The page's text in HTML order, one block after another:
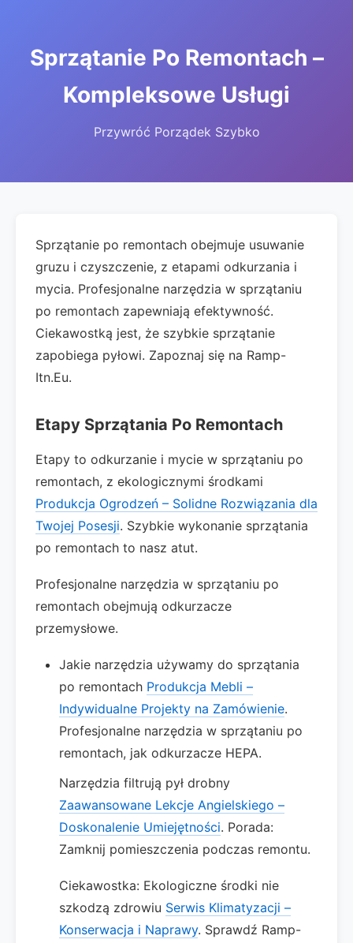
Sprzątanie Po Remontach –
Kompleksowe Usługi
Przywróć Porządek Szybko
Sprzątanie po remontach obejmuje usuwanie
gruzu i czyszczenie, z etapami odkurzania i
mycia. Profesjonalne narzędzia w sprzątaniu
po remontach zapewniają efektywność.
Ciekawostką jest, że szybkie sprzątanie
zapobiega pyłowi. Zapoznaj się na Ramp-
Itn.Eu.
Etapy Sprzątania Po Remontach
Etapy to odkurzanie i mycie w sprzątaniu po
remontach, z ekologicznymi środkami
Produkcja Ogrodzeń – Solidne Rozwiązania dla
Twojej Posesji. Szybkie wykonanie sprzątania
po remontach to nasz atut.
Profesjonalne narzędzia w sprzątaniu po
remontach obejmują odkurzacze
przemysłowe.
Jakie narzędzia używamy do sprzątania
po remontach Produkcja Mebli –
Indywidualne Projekty na Zamówienie.
Profesjonalne narzędzia w sprzątaniu po
remontach, jak odkurzacze HEPA.
Narzędzia filtrują pył drobny
Zaawansowane Lekcje Angielskiego –
Doskonalenie Umiejętności. Porada:
Zamknij pomieszczenia podczas remontu.
Ciekawostka: Ekologiczne środki nie
szkodzą zdrowiu Serwis Klimatyzacji –
Konserwacja i Naprawy. Sprawdź Ramp-